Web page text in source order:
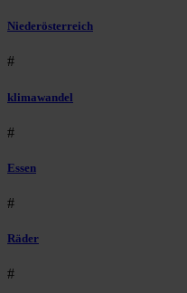
Niederösterreich
#
klimawandel
#
Essen
#
Räder
#